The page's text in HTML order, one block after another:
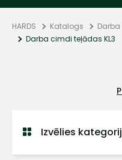
HARDS Katalogs
Darba cimdi teļādas KL3
Izvēlies